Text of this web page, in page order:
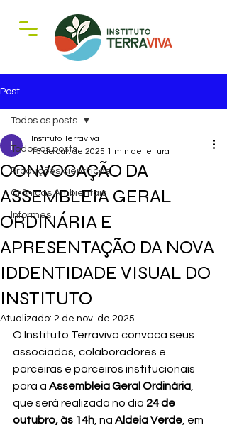
Post
Todos os posts
Produções científicas
Crônicas Ambientais
Informes
Todos os posts
CONVOCAÇÃO DA
ASSEMBLEIA GERAL
ORDINÁRIA E
APRESENTAÇÃO DA NOVA
IDDENTIDADE VISUAL DO
INSTITUTO
Instituto Terraviva
13 de out. de 2025 1 min de leitura
Atualizado: 2 de nov. de 2025
O Instituto Terraviva convoca seus
associados, colaboradores e
parceiras e parceiros institucionais
para a Assembleia Geral Ordinária
que será realizada no dia 24 de
outubro, às 14h , na Aldeia Verde , em